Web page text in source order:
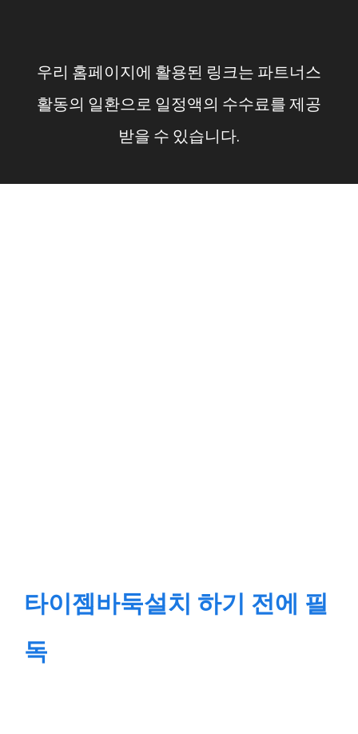
우리 홈페이지에 활용된 링크는 파트너스
활동의 일환으로 일정액의 수수료를 제공
받을 수 있습니다.
타이젬바둑설치 하기 전에 필
독